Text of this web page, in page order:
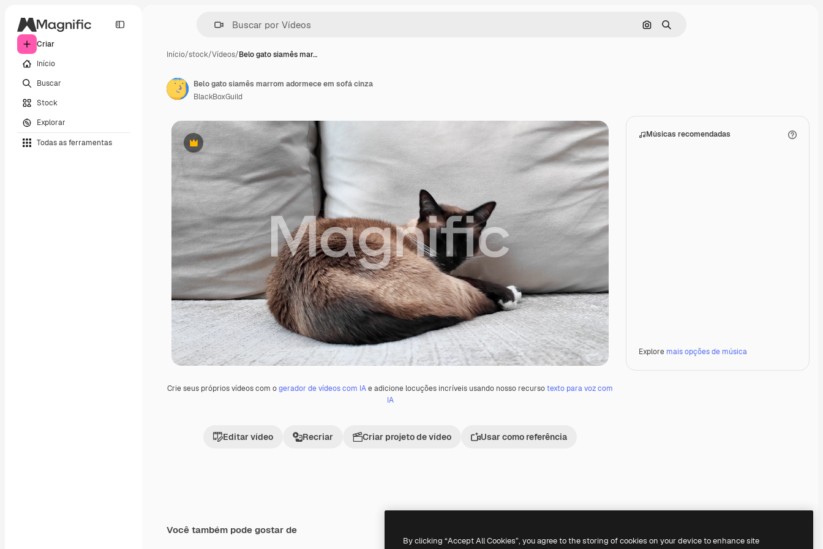
Criar
Início
Buscar
Stock
Explorar
Todas as ferramentas
Pesquisar por imagem
Buscar
Início/stock/Vídeos/Belo gato siamês mar…
Premium
Crie seus próprios vídeos com ogerador de vídeos com IAe adicione locuções incríveis usando nosso recursotexto para voz com
IA
Editar vídeo Recriar Criar projeto de vídeo Usar como referência
Músicas recomendadas
Explore mais opções de música
Belo gato siamês marrom adormece em sofá cinza
BlackBoxGuild
Você também pode gostar de
Premium
Premium Premium
Premium
By clicking “Accept All Cookies”, you agree to the storing of cookies on your device to enhance site